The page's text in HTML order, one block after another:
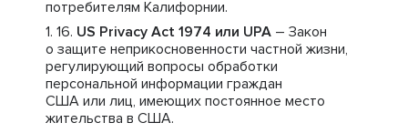
потребителям Калифорнии.
US Privacy Act 1974 или UPA – Закон
о защите неприкосновенности частной жизни,
регулирующий вопросы обработки
персональной информации граждан
США или лиц, имеющих постоянное место
жительства в США.